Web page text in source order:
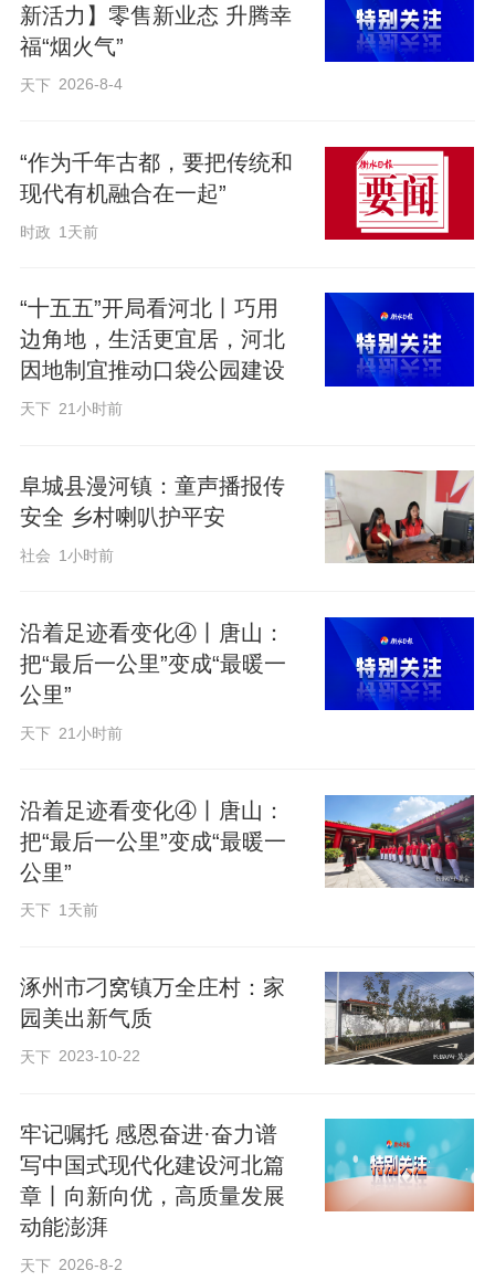
河北省石家庄市，这座因工业而盛的华北
重镇，用系统性实践，交出了一份颇具启
次党代会提出“加快建设现代化、国际化美
丽省会城市”的目标起，这座城市开启了一
场深刻的自我重塑。
石家庄地处京畿重地、燕赵故里，是“一
五”时期国家重点建设的工业城市。这座常
住人口超过1100万人、2025年地区生产总
都市圈空间协同规划（2023—2035年）》
中，被寄予了“发展成为京津冀地区重要的
中心城市”的厚望。
作为一座文脉可追溯至2400多年前东垣古
城、又赓续着百年近代商业基因与新中国
工业血脉的底蕴之城，石家庄认真践行“人
民城市人民建、人民城市为人民”的重要理
高质量发展的关键抓手，彻底告别过去粗
放扩张、重建轻管、重面轻里的城建老
路。
局，到啃下多年烂尾沉疴的攻坚破局；从
四通八达的城市路网新布局，到蓝绿交织
生，到民生福祉的全域升级，石家庄以实
干为笔、以匠心为墨、以民生为本底，探
索出一条规范化、法治化、系统化的城市
更新路径。
新活力】零售新业态 升腾幸
福“烟火气”
天下 2026-8-4
“作为千年古都，要把传统和
现代有机融合在一起”
时政 1天前
“十五五”开局看河北丨巧用
边角地，生活更宜居，河北
因地制宜推动口袋公园建设
天下 21小时前
阜城县漫河镇：童声播报传
安全 乡村喇叭护平安
社会 1小时前
沿着足迹看变化④丨唐山：
把“最后一公里”变成“最暖一
公里”
天下 21小时前
沿着足迹看变化④丨唐山：
把“最后一公里”变成“最暖一
公里”
天下 1天前
涿州市刁窝镇万全庄村：家
园美出新气质
天下 2023-10-22
牢记嘱托 感恩奋进·奋力谱
写中国式现代化建设河北篇
章丨向新向优，高质量发展
动能澎湃
天下 2026-8-2